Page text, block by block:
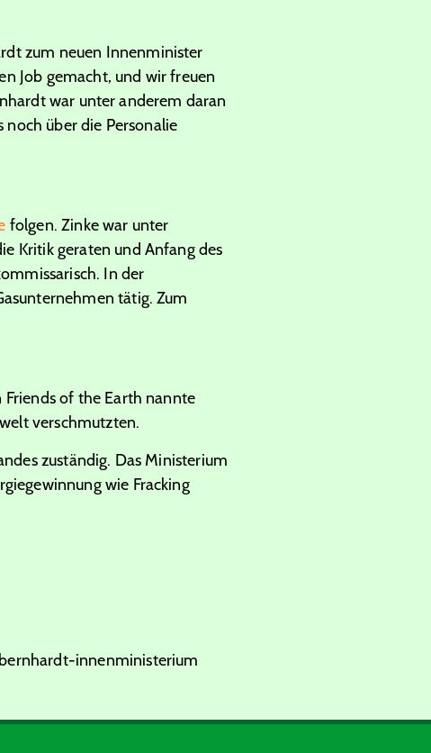
zum neuen Innenminister
Job gemacht, und wir freuen
war unter anderem daran
über die Personalie
folgen. Zinke war unter
Kritik geraten und Anfang des
In der
tätig. Zum
of the Earth nannte
verschmutzten.
zuständig. Das Ministerium
wie Fracking
innenministerium